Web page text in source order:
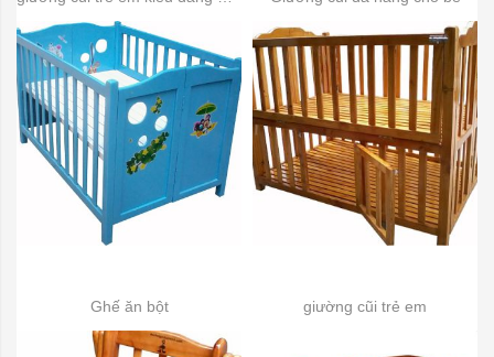
Ghế ăn bột giường cũi trẻ em